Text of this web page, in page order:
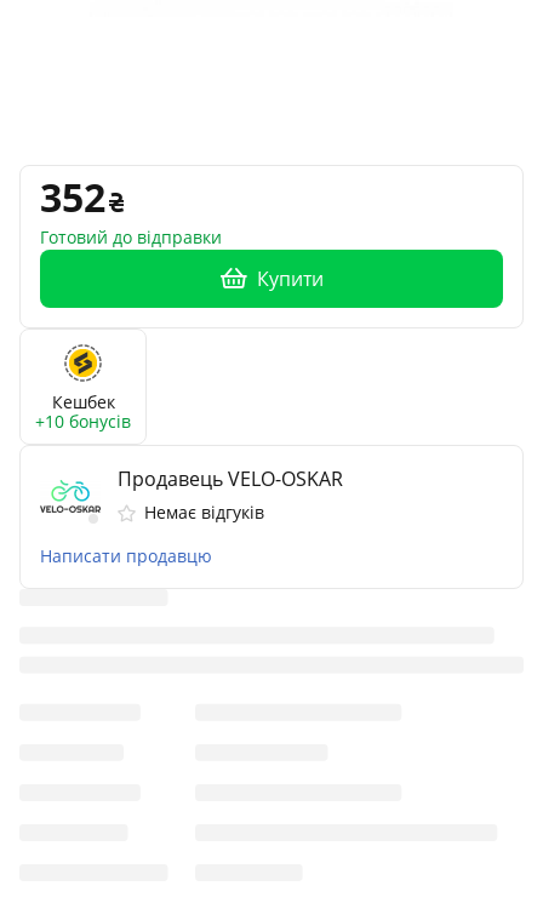
352
Готовий до відправки
Купити
Кешбек
+10 бонусів
Продавець VELO-OSKAR
Немає відгуків
Написати продавцю